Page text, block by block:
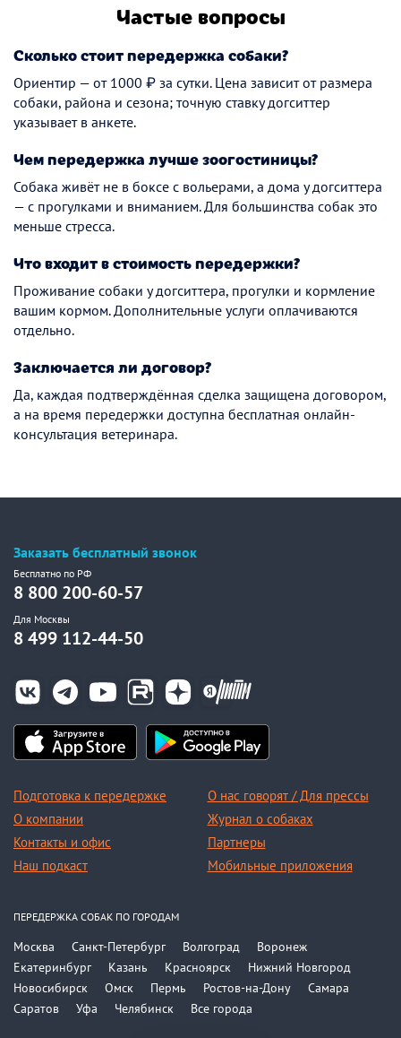
Частые вопросы
Сколько стоит передержка собаки?
Ориентир — от 1000 ₽ за сутки. Цена зависит от размера
собаки, района и сезона; точную ставку догситтер
указывает в анкете.
Чем передержка лучше зоогостиницы?
Собака живёт не в боксе с вольерами, а дома у догситтера
— с прогулками и вниманием. Для большинства собак это
меньше стресса.
Что входит в стоимость передержки?
Проживание собаки у догситтера, прогулки и кормление
вашим кормом. Дополнительные услуги оплачиваются
отдельно.
Заключается ли договор?
Да, каждая подтверждённая сделка защищена договором,
а на время передержки доступна бесплатная онлайн-
консультация ветеринара.
Заказать бесплатный звонок
Бесплатно по РФ
8 800 200-60-57
Для Москвы
8 499 112-44-50
Подготовка к передержке
О компании
Контакты и офис
Наш подкаст
О нас говорят / Для прессы
Журнал о собаках
Партнеры
Мобильные приложения
ПЕРЕДЕРЖКА СОБАК ПО ГОРОДАМ
Москва Санкт-Петербург Волгоград
Воронеж
Екатеринбург
Казань Красноярск
Нижний Новгород
Новосибирск
Омск Пермь Ростов-на-Дону
Самара
Саратов
Уфа Челябинск Все города